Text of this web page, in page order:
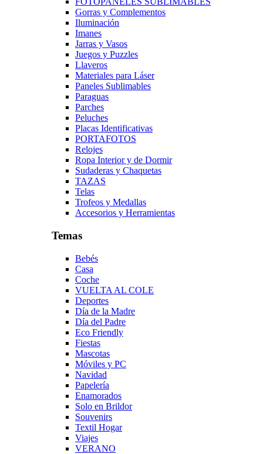
Gorras y Complementos
Iluminación
Imanes
Jarras y Vasos
Juegos y Puzzles
Llaveros
Materiales para Láser
Paneles Sublimables
Paraguas
Parches
Peluches
Placas Identificativas
PORTAFOTOS
Relojes
Ropa Interior y de Dormir
Sudaderas y Chaquetas
TAZAS
Telas
Trofeos y Medallas
Accesorios y Herramientas
Temas
Bebés
Casa
Coche
VUELTA AL COLE
Deportes
Día de la Madre
Día del Padre
Eco Friendly
Fiestas
Mascotas
Móviles y PC
Navidad
Papelería
Enamorados
Solo en Brildor
Souvenirs
Textil Hogar
Viajes
VERANO